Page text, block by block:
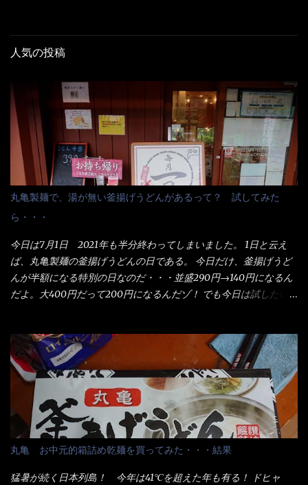
人気の投稿
丸亀製麺で、湯が無い釜揚げうどんがあるって？ 試してみた
ら・・・
今日は7月1日 2021年も半分終わってしまいました。 1日と云え
ば、丸亀製麺の釜揚げうどんの日である。 今日だけ、釜揚げうど
んが半額になる特別の日なのだ・・・並盛290円→140円になるん
だよ。大400円だって200円になるんだゾ！ でも今日は試したい
でる～ でもコレって食べきるまで湯に浸かっているわけで、最
初と最後では麺の固さというかコシが違う！ だったら湯なんか要
らないじゃん！ 茹で上げ直後の麺だけいいよ！となるでしょ
う。 事前にググって調べたら、やっぱり＜湯無し＞注文は、裏注
文方法としてあるらしい。 それと店員によっては、理解出来ない
者も居るらしい云う事。 そこでランチ混雑前に、行くのが店への
配慮でもある。 11:20 店内に入り・・・『釜揚げうどん得を湯ナ
シで！』と注文したら、近場にいたオッサン店員はキョトンとし
た顔『湯なし？』（これだ全く理解していないな） すると茹で方
丸亀 お中元的箱詰め乾麺を買ってみた・・・結果
猛暑が続く日本列島！ 今年は41℃を超えた年も有る！ ドヒャ